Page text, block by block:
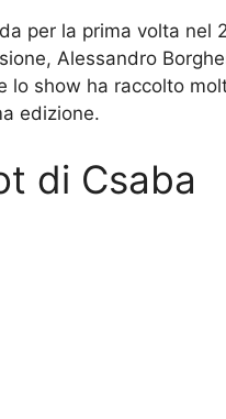
per la prima volta nel
Alessandro
lo show ha raccolto
edizione.
di Csaba